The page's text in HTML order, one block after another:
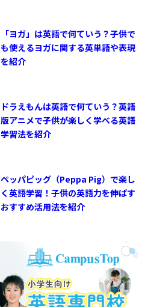
「ヨガ」は英語で何ていう？子供で
も使えるヨガに関する英単語や表現
を紹介
ドラえもんは英語で何ていう？英語
版アニメで子供が楽しく学べる英語
学習法を紹介
ペッパピッグ（Peppa Pig）で楽し
く英語学習！子供の英語力を伸ばす
おすすめ活用法を紹介